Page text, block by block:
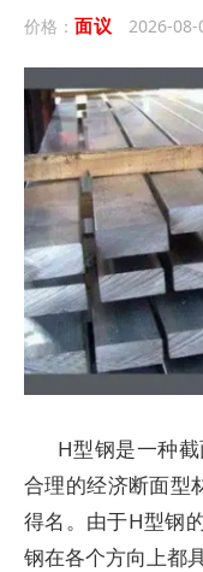
价格： 面议 2026-
H型钢是一种
合理的经济断面型
得名。由于H型钢
钢在各个方向上都